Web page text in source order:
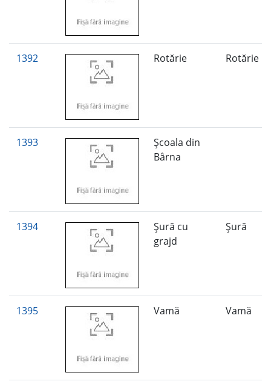
1392 Rotărie Rotărie
1393
Şcoala din
Bârna
1394
Şură cu
grajd
Şură
1395 Vamă Vamă